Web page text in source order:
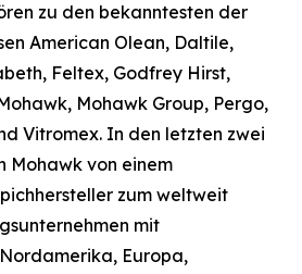
zu den bekanntesten der
American Olean, Daltile,
Feltex, Godfrey Hirst,
Mohawk Group, Pergo,
Vitromex. In den letzten zwei
Mohawk von einem
zum weltweit
mit
Europa,